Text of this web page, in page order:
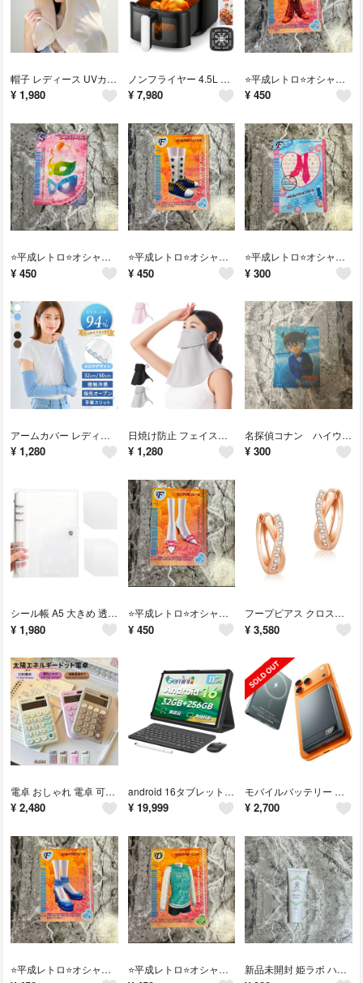
帽子 レディース UVカット つば広 冷感 日傘ハット ケープ 日焼け防止
¥ 1,980
ノンフライヤー 4.5L エアフライヤー 1台8役 1～5人用 電気フライヤー
¥ 7,980
⭐️平成レトロ⭐️オシャレ魔女ラブアンドベリー ハートジップアップ
¥ 450
⭐️平成レトロ⭐️オシャレ魔女ラブアンドベリー ゴージャスアイウェア
¥ 450
⭐️平成レトロ⭐️オシャレ魔女ラブアンドベリー クールスターソックス
¥ 450
⭐️平成レトロ⭐️オシャレ魔女ラブアンドベリー DSコレクションカード フットウェア
¥ 300
アームカバー レディース ロング 日焼け防止 冷感 リブ 52cm アイボリー
¥ 1,280
日焼け防止 フェイスカバー uvカットマスク 接触冷感 吸汗速乾 日除けマスク
¥ 1,280
名探偵コナン ハイウェイの堕天使 トレーディングカード 江戸川コナン No.01
¥ 300
シール帳 A5 大きめ 透明 6穴 バインダー｜はがせるシール台紙20枚付き
¥ 1,980
⭐️平成レトロ⭐️オシャレ魔女ラブアンドベリー ピンクリボンヒール
¥ 450
フープピアス クロスデザイン キュービックジルコニア キャッチレス
¥ 3,580
電卓 おしゃれ 電卓 可愛い 計算機 12桁 かわいい 丸ボタン 家計管理
¥ 2,480
android 16タブレット マウス カバー タッチペン キーボード付き
¥ 19,999
モバイルバッテリー MagSafe 10000mAh マグセーフ iPhone
¥ 2,700
⭐️平成レトロ⭐️オシャレ魔女ラブアンドベリー コバルトカフスヒール ⭐️平成レトロ⭐️オシャレ魔女ラブアンドベリー ピチパーカーニット 新品未開封 姫ラボ ハンドクリーム50g